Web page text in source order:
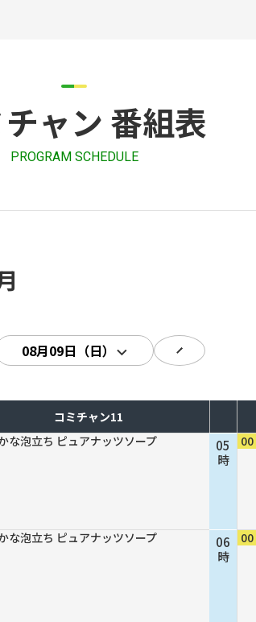
ャン 番組表
PROGRAM SCHEDULE
コミチャン11
な泡立ち ピュアナッツソープ
な泡立ち ピュアナッツソープ
05
時
06
時
00
00